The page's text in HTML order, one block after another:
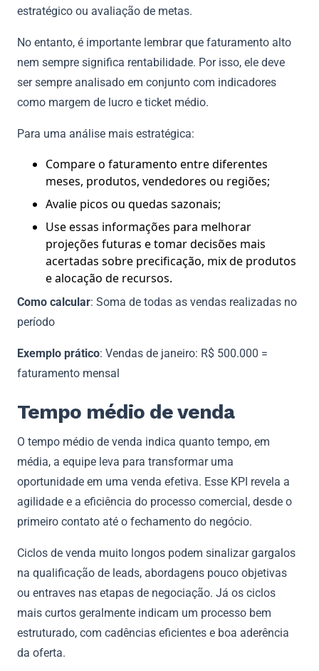
estratégico ou avaliação de metas.
No entanto, é importante lembrar que faturamento alto
nem sempre significa rentabilidade. Por isso, ele deve
ser sempre analisado em conjunto com indicadores
como margem de lucro e ticket médio.
Para uma análise mais estratégica:
Compare o faturamento entre diferentes
meses, produtos, vendedores ou regiões;
Avalie picos ou quedas sazonais;
Use essas informações para melhorar
projeções futuras e tomar decisões mais
acertadas sobre precificação, mix de produtos
e alocação de recursos.
Como calcular: Soma de todas as vendas realizadas no
período
Exemplo prático: Vendas de janeiro: R$ 500.000 =
faturamento mensal
Tempo médio de venda
O tempo médio de venda indica quanto tempo, em
média, a equipe leva para transformar uma
oportunidade em uma venda efetiva. Esse KPI revela a
agilidade e a eficiência do processo comercial, desde o
primeiro contato até o fechamento do negócio.
Ciclos de venda muito longos podem sinalizar gargalos
na qualificação de leads, abordagens pouco objetivas
ou entraves nas etapas de negociação. Já os ciclos
mais curtos geralmente indicam um processo bem
estruturado, com cadências eficientes e boa aderência
da oferta.